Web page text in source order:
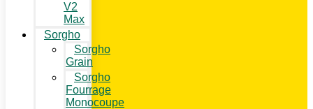
V2
Max
Sorgho
Sorgho
Grain
Sorgho
Fourrage
Monocoupe